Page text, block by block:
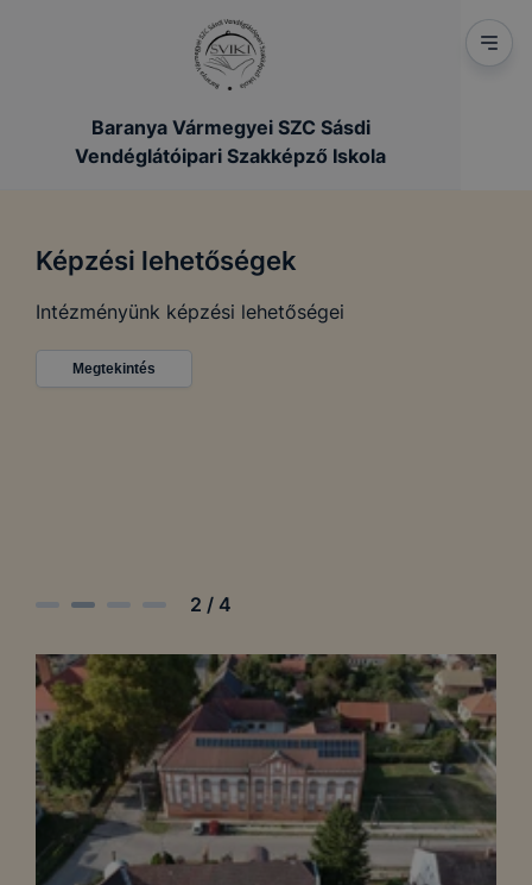
Baranya Vármegyei SZC Sásdi
Vendéglátóipari Szakképző Iskola
Képzési lehetőségek
Intézményünk képzési lehetőségei
Megtekintés
2 / 4